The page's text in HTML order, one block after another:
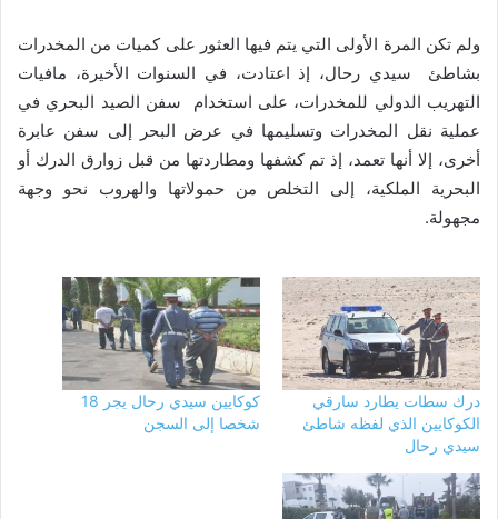
ولم تكن المرة الأولى التي يتم فيها العثور على كميات من المخدرات
بشاطئ سيدي رحال، إذ اعتادت، في السنوات الأخيرة، مافيات
التهريب الدولي للمخدرات، على استخدام سفن الصيد البحري في
عملية نقل المخدرات وتسليمها في عرض البحر إلى سفن عابرة
أخرى، إلا أنها تعمد، إذ تم كشفها ومطاردتها من قبل زوارق الدرك أو
البحرية الملكية، إلى التخلص من حمولاتها والهروب نحو وجهة
مجهولة.
درك سطات يطارد سارقي
الكوكايين الذي لفظه شاطئ
سيدي رحال
كوكايين سيدي رحال يجر 18
شخصا إلى السجن